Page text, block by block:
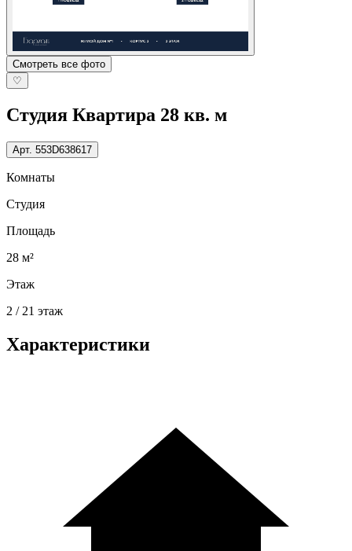
Смотреть все фото
♡
Студия Квартира 28 кв. м
Арт. 553D638617
Комнаты
Студия
Площадь
28 м²
Этаж
2 / 21 этаж
Характеристики